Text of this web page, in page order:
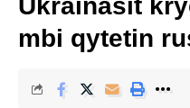
Ukrainasit
mbi qytetin